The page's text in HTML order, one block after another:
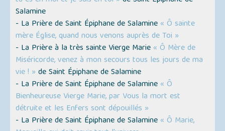
Salamine
- La Prière de Saint Épiphane de Salamine « Ô sainte
mère Église, quand nous venons auprès de Toi »
- La Prière à la très sainte Vierge Marie « Ô Mère de
Miséricorde, venez à mon secours tous les jours de ma
vie ! » de Saint Épiphane de Salamine
- La Prière de Saint Épiphane de Salamine « Ô
Bienheureuse Vierge Marie, par Vous la mort est
détruite et les Enfers sont dépouillés »
- La Prière de Saint Épiphane de Salamine « Ô Marie,